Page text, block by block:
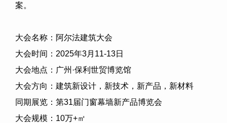
案。
大会名称：阿尔法建筑大会
大会时间： 2025年3月 11-13日
大会地点：广州·保利世贸博览馆
大会方向：建筑新设计，新技术，新产品，新材料
同期展览：第31届门窗幕墙新产品博览会
大会规模： 10万+㎡